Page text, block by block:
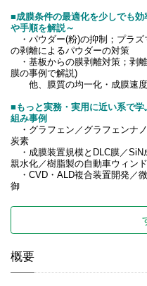
■成膜条件の最適化を少しでも
や手順を解説～
・パウダー(粉)の抑制；プラズ
の剥離によるパウダーの対策
・基板からの膜剥離対策；剥
膜の事例で解説)
他、膜質の均一化・成膜速度
■もっと実務・実用に近い系で
組み事例
・グラフェン／グラフェンナ
炭素
・成膜装置規模とDLC膜／SiN
親水化／樹脂製の自動車ウィン
・CVD・ALD複合装置開発／
御
概要